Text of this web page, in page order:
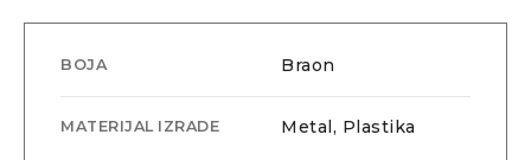
poseduju najviše nivoe zaštite što možete testirati
BOJA Braon
MATERIJAL IZRADE Metal, Plastika